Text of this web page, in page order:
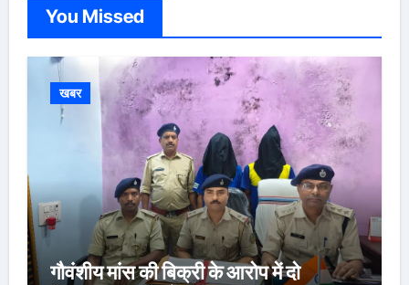
You Missed
खबर
गौवंशीय मांस की बिक्री के आरोप में दो